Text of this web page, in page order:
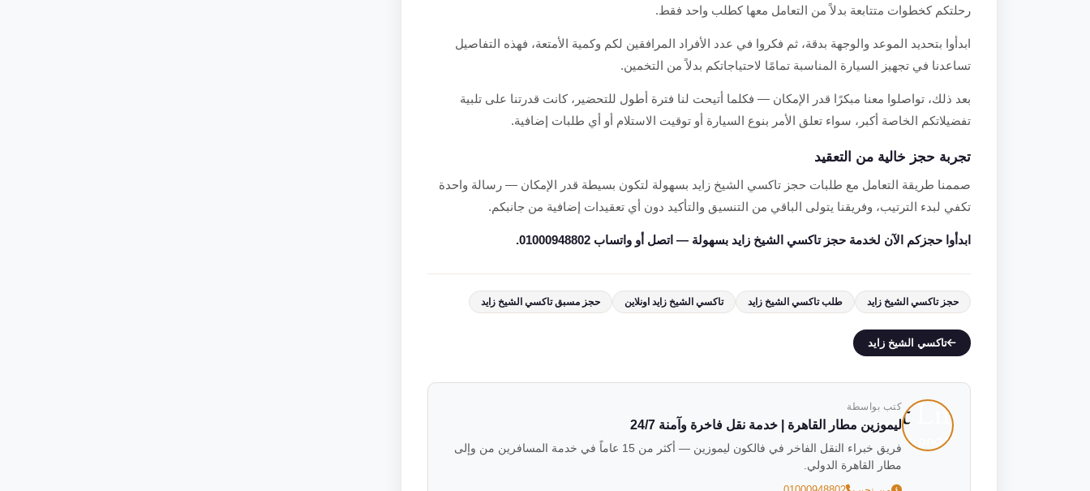
رحلتكم كخطوات متتابعة بدلاً من التعامل معها كطلب واحد فقط.
ابدأوا بتحديد الموعد والوجهة بدقة، ثم فكروا في عدد الأفراد المرافقين لكم وكمية الأمتعة، فهذه التفاصيل
تساعدنا في تجهيز السيارة المناسبة تمامًا لاحتياجاتكم بدلاً من التخمين.
بعد ذلك، تواصلوا معنا مبكرًا قدر الإمكان — فكلما أتيحت لنا فترة أطول للتحضير، كانت قدرتنا على تلبية
تفضيلاتكم الخاصة أكبر، سواء تعلق الأمر بنوع السيارة أو توقيت الاستلام أو أي طلبات إضافية.
تجربة حجز خالية من التعقيد
صممنا طريقة التعامل مع طلبات حجز تاكسي الشيخ زايد بسهولة لتكون بسيطة قدر الإمكان — رسالة واحدة
تكفي لبدء الترتيب، وفريقنا يتولى الباقي من التنسيق والتأكيد دون أي تعقيدات إضافية من جانبكم.
ابدأوا حجزكم الآن لخدمة حجز تاكسي الشيخ زايد بسهولة — اتصل أو واتساب 01000948802.
حجز تاكسي الشيخ زايد طلب تاكسي الشيخ زايد تاكسي الشيخ زايد اونلاين حجز مسبق تاكسي الشيخ زايد
تاكسي الشيخ زايد
كتب بواسطة
ليموزين مطار القاهرة | خدمة نقل فاخرة وآمنة 24/7
فريق خبراء النقل الفاخر في فالكون ليموزين — أكثر من 15 عاماً في خدمة المسافرين من وإلى
مطار القاهرة الدولي.